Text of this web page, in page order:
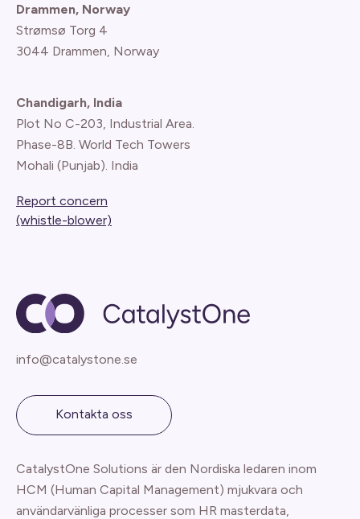
Drammen, Norway
Strømsø Torg 4
3044 Drammen, Norway
Chandigarh, India
Plot No C-203, Industrial Area.
Phase-8B. World Tech Towers
Mohali (Punjab). India
Report concern
(whistle-blower)
info@catalystone.se
Kontakta oss
CatalystOne Solutions är den Nordiska ledaren inom
HCM (Human Capital Management) mjukvara och
användarvänliga processer som HR masterdata,